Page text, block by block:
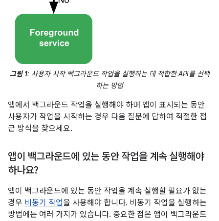
그림 1: 사용자 시작 백그라운드 작업을 실행하는 데 적합한 API를 선택
하는 방법
앱에서 백그라운드 작업을 실행해야 하며 앱이 표시되는 동안
사용자가 작업을 시작하는 경우 다음 질문에 답하여 적절한 접
근 방식을 찾으세요.
앱이 백그라운드에 있는 동안 작업을 계속 실행해야
하나요?
앱이 백그라운드에 있는 동안 작업을 계속 실행할 필요가 없는
경우 비동기 작업을 사용해야 합니다. 비동기 작업을 실행하는
방법에는 여러 가지가 있습니다. 중요한 점은 앱이 백그라운드